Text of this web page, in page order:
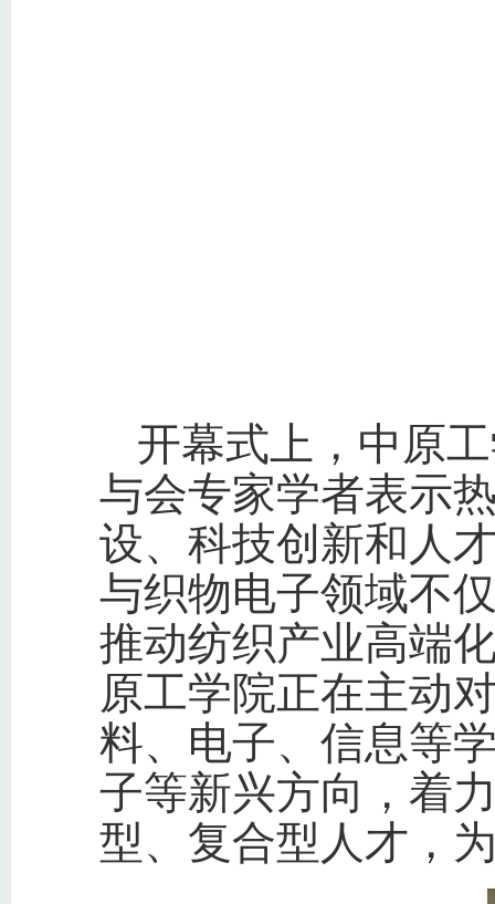
开幕式上，中原
与会专家学者表示
设、科技创新和人
与织物电子领域不
推动纺织产业高端
原工学院正在主动
料、电子、信息等
子等新兴方向，着
型、复合型人才，